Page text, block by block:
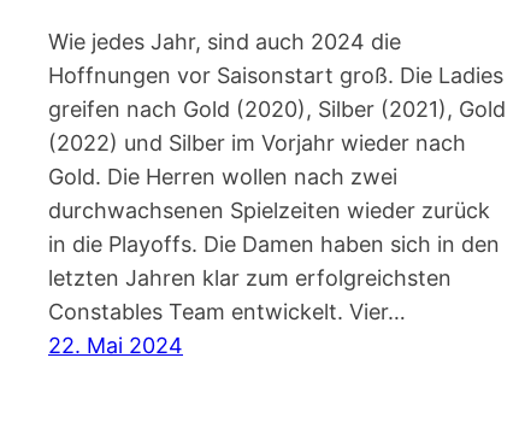
Wie jedes Jahr, sind auch 2024 die
Hoffnungen vor Saisonstart groß. Die Ladies
greifen nach Gold (2020), Silber (2021), Gold
(2022) und Silber im Vorjahr wieder nach
Gold. Die Herren wollen nach zwei
durchwachsenen Spielzeiten wieder zurück
in die Playoffs. Die Damen haben sich in den
letzten Jahren klar zum erfolgreichsten
Constables Team entwickelt. Vier…
22. Mai 2024